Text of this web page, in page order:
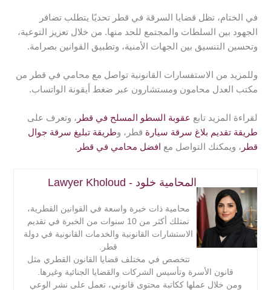
تُعاقب السرقة بالإكراه أو باستخدام السلاح بعقوبات مشددة
تصل إلى السجن لمدة عشر سنوات وفقًا للمادة 336 من
قانون العقوبات القطري.
من الجرائم المشددة.
في الختام، تظل قضايا السرقة في قطر تحديًا يتطلب تضافر
الجهود بين السلطات والمجتمع للحد منها. من خلال تعزيز التوعية،
وتحسين التنسيق بين الجهات الأمنية، وتطبيق القوانين بصرامة.
وللمزيد من الاستفسارات القانونية تواصل مع محامي في قطر من
مكتب العدل محامون ومستشارون عبر ضغط أيقونة الواتساب.
لقراءة المزيد تابع عقوبة السطو المسلح في قطر ، وتعرف على
طريقة تقديم بلاغ سرقة سيارة قطر، وطريقة تبليغ سرقة جوال
قطر ، ويمكنك التواصل مع افضل محامي في قطر .
المحامية خلود - Lawyer Kholoud
محامية ذات خبرة واسعة في القوانين القطرية،
تمتلك أكثر من 10 سنوات من الخبرة في تقديم
الاستشارات القانونية والخدمات القانونية في دولة
قطر.
تتخصص في مختلف قضايا القانون القطري مثل
قانون الأسرة وتأسيس الشركات والقضايا الجنائية وغيرها.
ومن خلال عملها ككاتبة محتوى قانوني، تعمل على نشر الوعي